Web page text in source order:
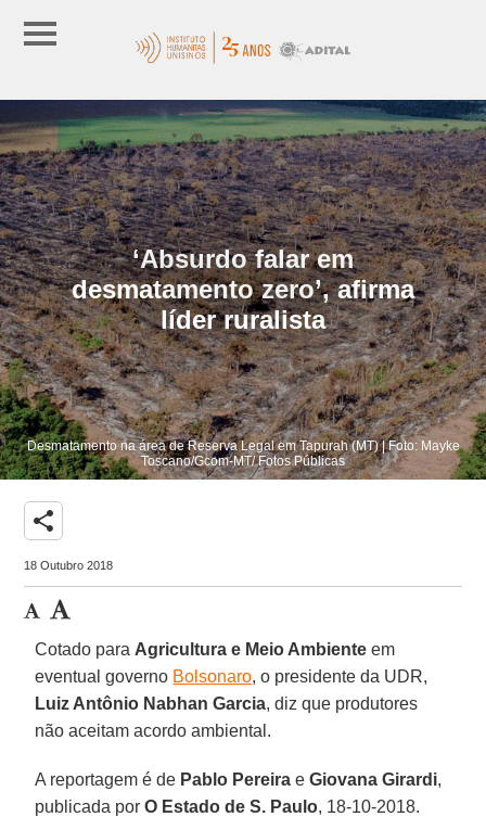
‘Absurdo falar em
desmatamento zero’, afirma
líder ruralista
Desmatamento na área de Reserva Legal em Tapurah (MT) | Foto: Mayke
Toscano/Gcom-MT/ Fotos Públicas
share
18 Outubro 2018
Cotado para Agricultura e Meio Ambiente em
eventual governo Bolsonaro, o presidente da UDR,
Luiz Antônio Nabhan Garcia, diz que produtores
não aceitam acordo ambiental.
A reportagem é de Pablo Pereira eGiovana Girardi,
publicada porO Estado de S. Paulo, 18-10-2018.